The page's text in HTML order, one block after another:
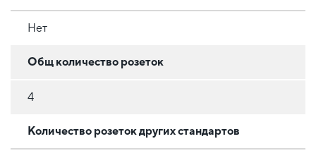
Нет
Общ количество розеток
4
Количество розеток других стандартов